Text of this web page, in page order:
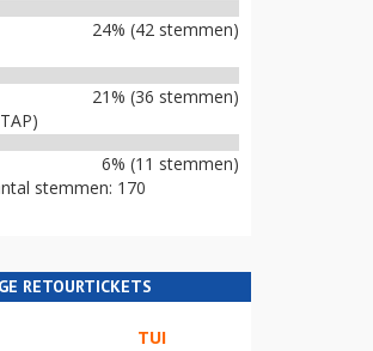
24% (42 stemmen)
21% (36 stemmen)
6% (11 stemmen)
stemmen: 170
RETOURTICKETS
TUI